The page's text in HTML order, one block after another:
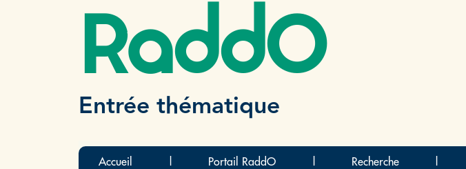
RaddO
Entrée thématique
Accueil Portail RaddO Recherche